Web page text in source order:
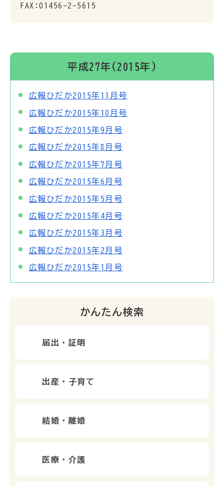
FAX:01456-2-5615
平成27年(2015年)
広報ひだか2015年11月号
広報ひだか2015年10月号
広報ひだか2015年9月号
広報ひだか2015年8月号
広報ひだか2015年7月号
広報ひだか2015年6月号
広報ひだか2015年5月号
広報ひだか2015年4月号
広報ひだか2015年3月号
広報ひだか2015年2月号
広報ひだか2015年1月号
かんたん検索
届出・証明
出産・子育て
結婚・離婚
医療・介護